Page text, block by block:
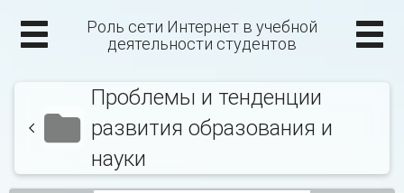
Роль сети Интернет в учебной
деятельности студентов
Проблемы и тенденции
развития образования и
науки